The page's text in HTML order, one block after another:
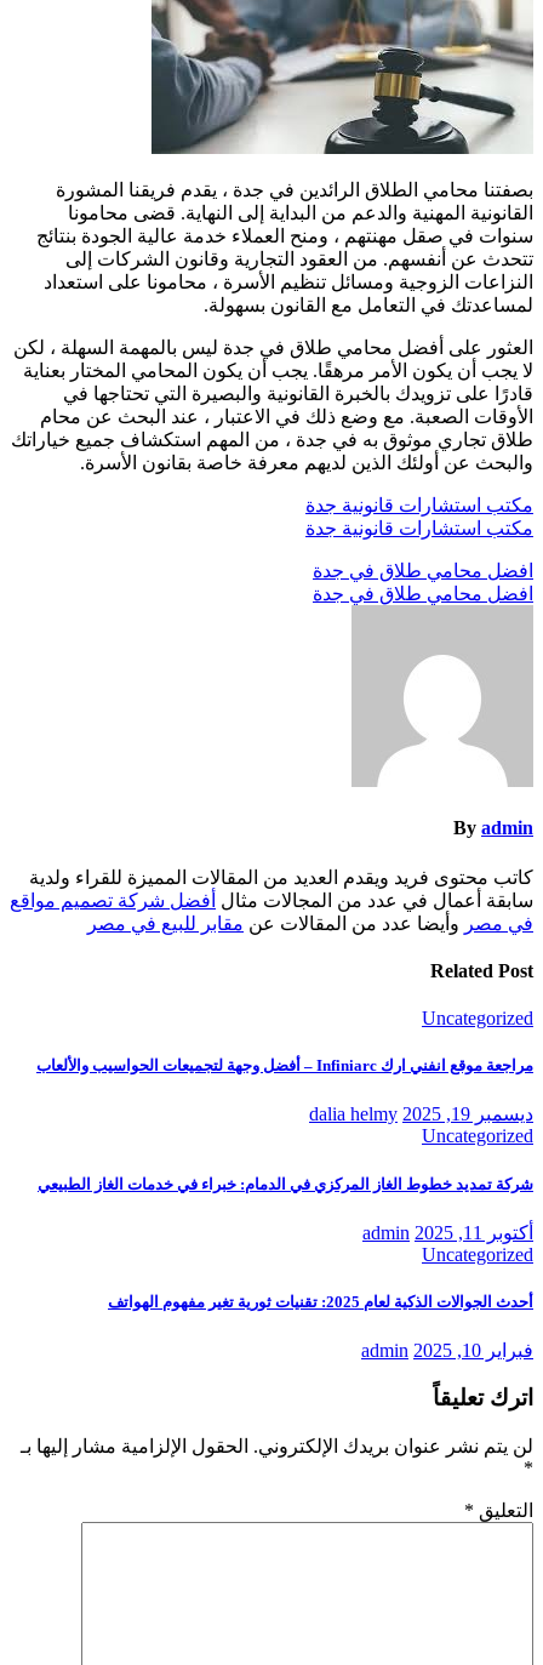
بصفتنا محامي الطلاق الرائدين في جدة ، يقدم فريقنا المشورة
القانونية المهنية والدعم من البداية إلى النهاية. قضى محامونا
سنوات في صقل مهنتهم ، ومنح العملاء خدمة عالية الجودة بنتائج
تتحدث عن أنفسهم. من العقود التجارية وقانون الشركات إلى
النزاعات الزوجية ومسائل تنظيم الأسرة ، محامونا على استعداد
لمساعدتك في التعامل مع القانون بسهولة.
العثور على أفضل محامي طلاق في جدة ليس بالمهمة السهلة ، لكن
لا يجب أن يكون الأمر مرهقًا. يجب أن يكون المحامي المختار بعناية
قادرًا على تزويدك بالخبرة القانونية والبصيرة التي تحتاجها في
الأوقات الصعبة. مع وضع ذلك في الاعتبار ، عند البحث عن محام
طلاق تجاري موثوق به في جدة ، من المهم استكشاف جميع خياراتك
والبحث عن أولئك الذين لديهم معرفة خاصة بقانون الأسرة.
مكتب استشارات قانونية جدة
مكتب استشارات قانونية جدة
تصفّح
المقالات
افضل محامي طلاق في جدة
افضل محامي طلاق في جدة
By admin
كاتب محتوى فريد ويقدم العديد من المقالات المميزة للقراء ولدية
سابقة أعمال في عدد من المجالات مثال أفضل شركة تصميم مواقع
في مصر وأيضا عدد من المقالات عن مقابر للبيع في مصر
Related Post
Uncategorized
مراجعة موقع انفني ارك Infiniarc – أفضل وجهة لتجميعات الحواسيب والألعاب
ديسمبر 19, 2025
dalia helmy
Uncategorized
شركة تمديد خطوط الغاز المركزي في الدمام: خبراء في خدمات الغاز الطبيعي
أكتوبر 11, 2025
admin
Uncategorized
أحدث الجوالات الذكية لعام 2025: تقنيات ثورية تغير مفهوم الهواتف
فبراير 10, 2025 admin
اترك تعليقاً
لن يتم نشر عنوان بريدك الإلكتروني. الحقول الإلزامية مشار إليها بـ
*
التعليق *